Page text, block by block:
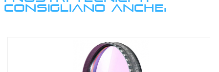
CONSIGLIANO ANCHE: